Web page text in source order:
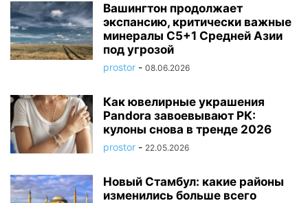
Вашингтон продолжает
экспансию, критически важные
минералы C5+1 Средней Азии
под угрозой
prostor - 08.06.2026
Как ювелирные украшения
Pandora завоевывают РК:
кулоны снова в тренде 2026
prostor - 22.05.2026
Новый Стамбул: какие районы
изменились больше всего